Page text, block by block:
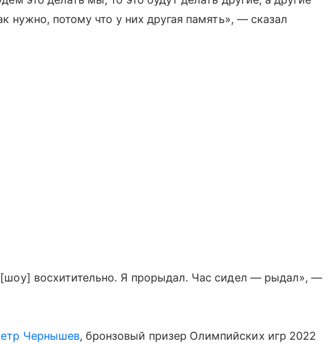
нужно, потому что у них другая память», — сказал
[шоу] восхитительно. Я прорыдал. Час сидел — рыдал», —
Чернышев, бронзовый призер Олимпийских игр 2022